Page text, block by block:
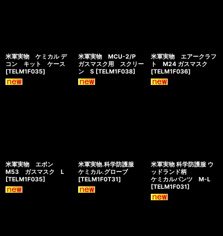
米軍実物 ケミカル デ
コン キット ケース
[TELM1F035]
米軍実物 MCU-2/P
ガスマスク用 スクリー
ン S [TELM1F038]
米軍実物 エアークラフ
ト M24 ガスマスク
[TELM1F036]
米軍実物 エボン
M53 ガスマスク L
[TELM1F035]
米軍実物.科学防護服
ケミカル.グローブ
[TELM1F0T31]
米軍実物 科学防護服 ウ
ッドランド柄
ケミカルパンツ M-L
[TELM1F031]